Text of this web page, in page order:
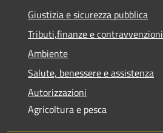
Giustizia e sicurezza pubblica
Tributi,finanze e contravvenzioni
Ambiente
Salute, benessere e assistenza
Autorizzazioni
Agricoltura e pesca